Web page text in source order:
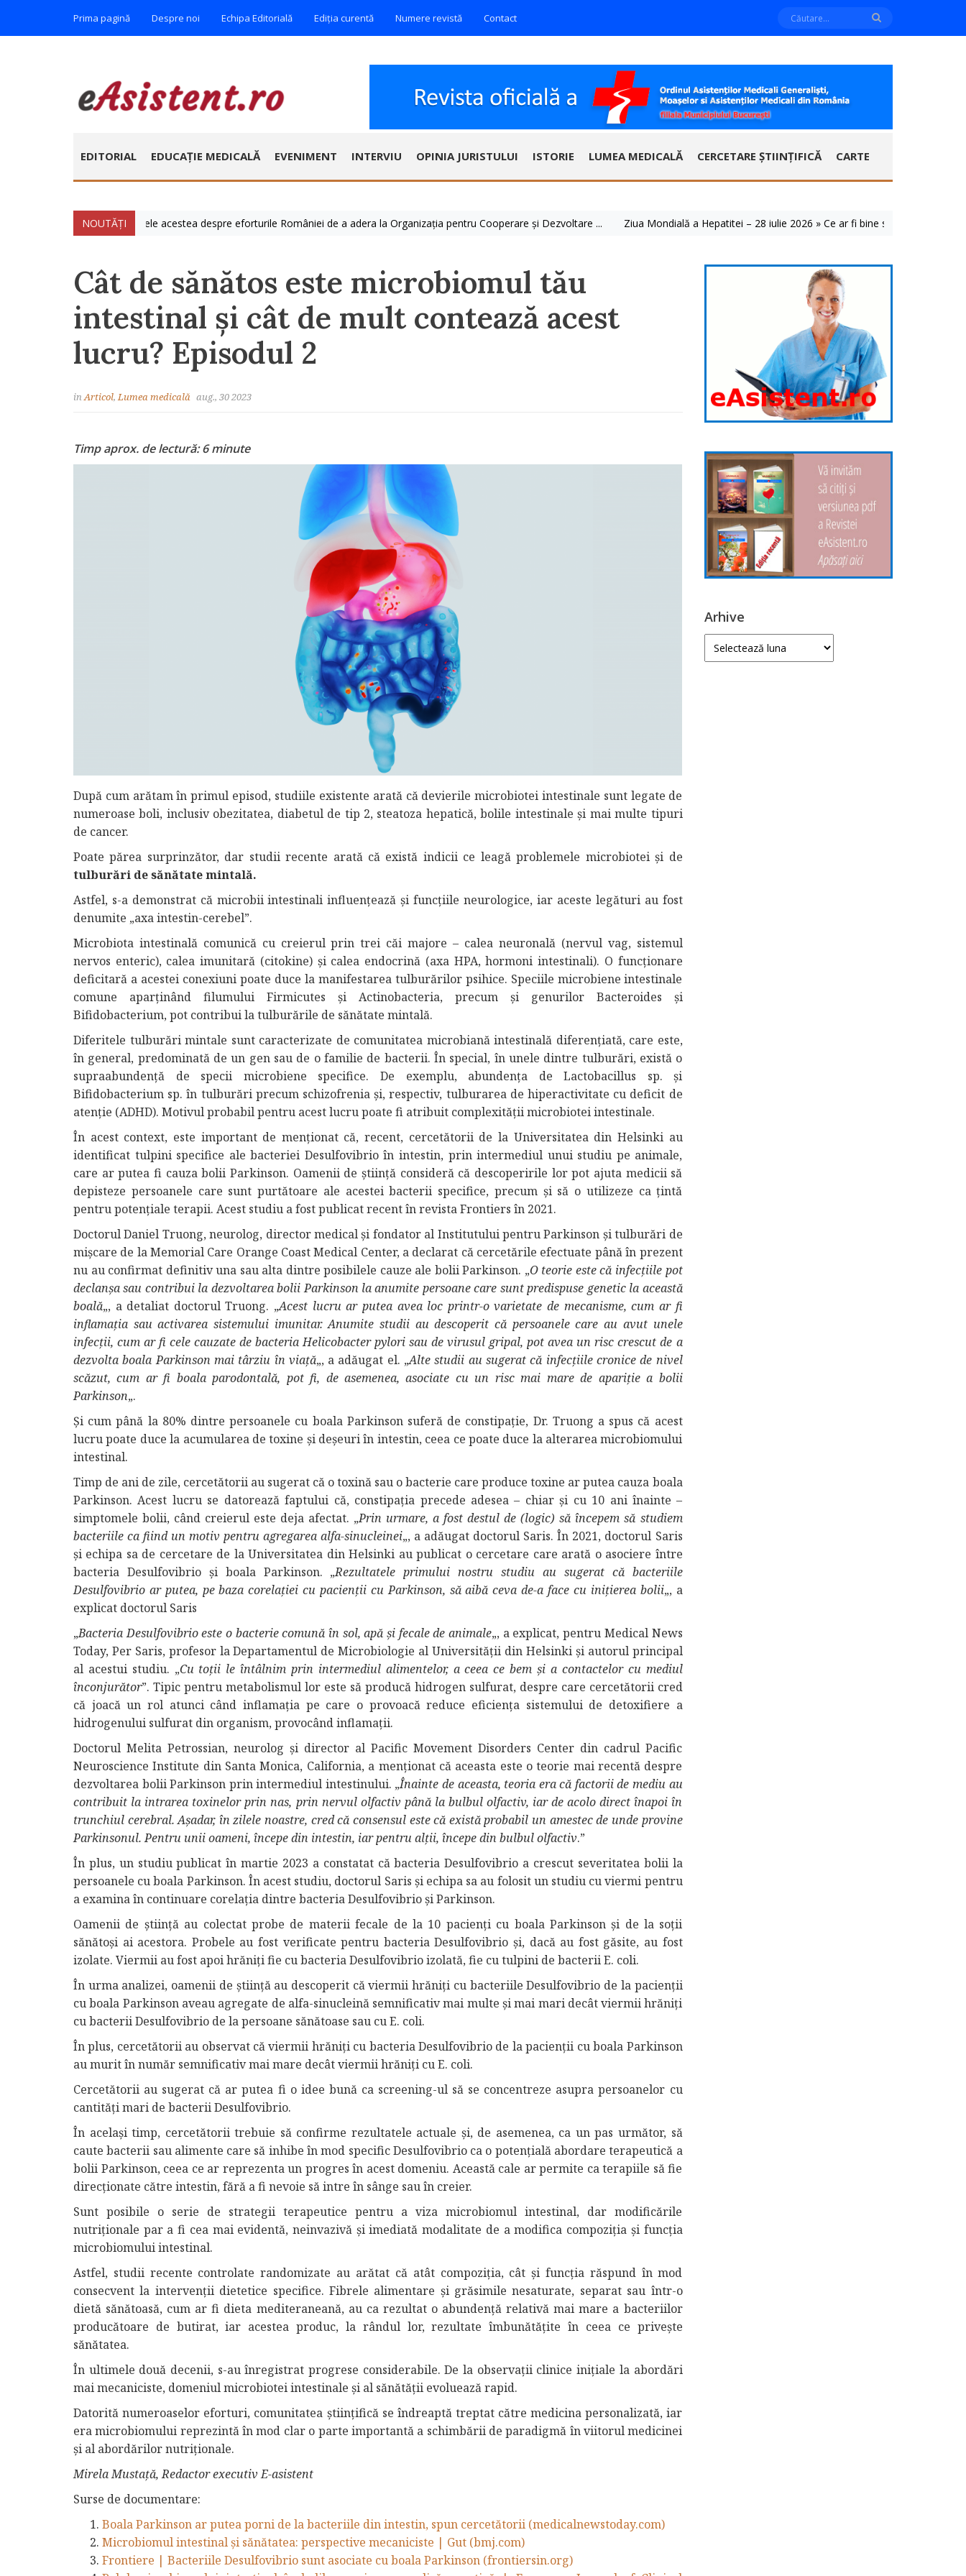
Prima pagină Despre noi Echipa Editorială Ediția curentă Numere revistă Contact
EDITORIAL EDUCAȚIE MEDICALĂ EVENIMENT INTERVIU OPINIA JURISTULUI ISTORIE LUMEA MEDICALĂ CERCETARE ȘTIINȚIFICĂ CARTE
NOUTĂȚI
Vorbim foarte mult zilele acestea despre eforturile României de a adera la Organizația pentru Cooperare și Dezvoltare ... Ziua Mondială a Hepatitei – 28 iulie 2026 » Ce ar fi bine să știm despre aceste
Cât de sănătos este microbiomul tău
intestinal și cât de mult contează acest
lucru? Episodul 2
inArticol,Lumea medicală aug., 30 2023
Timp aprox. de lectură: 6 minute
După cum arătam în primul episod, studiile existente arată că devierile microbiotei intestinale sunt legate de
numeroase boli, inclusiv obezitatea, diabetul de tip 2, steatoza hepatică, bolile intestinale și mai multe tipuri
de cancer.
Poate părea surprinzător, dar studii recente arată că există indicii ce leagă problemele microbiotei și de
tulburări de sănătate mintală.
Astfel, s-a demonstrat că microbii intestinali influențează și funcțiile neurologice, iar aceste legături au fost
denumite „axa intestin-cerebel”.
Microbiota intestinală comunică cu creierul prin trei căi majore – calea neuronală (nervul vag, sistemul
nervos enteric), calea imunitară (citokine) și calea endocrină (axa HPA, hormoni intestinali). O funcționare
deficitară a acestei conexiuni poate duce la manifestarea tulburărilor psihice. Speciile microbiene intestinale
comune aparținând filumului Firmicutes și Actinobacteria, precum și genurilor Bacteroides și
Bifidobacterium, pot contribui la tulburările de sănătate mintală.
Diferitele tulburări mintale sunt caracterizate de comunitatea microbiană intestinală diferențiată, care este,
în general, predominată de un gen sau de o familie de bacterii. În special, în unele dintre tulburări, există o
supraabundență de specii microbiene specifice. De exemplu, abundența de Lactobacillus sp. și
Bifidobacterium sp. în tulburări precum schizofrenia și, respectiv, tulburarea de hiperactivitate cu deficit de
atenție (ADHD). Motivul probabil pentru acest lucru poate fi atribuit complexității microbiotei intestinale.
În acest context, este important de menționat că, recent, cercetătorii de la Universitatea din Helsinki au
identificat tulpini specifice ale bacteriei Desulfovibrio în intestin, prin intermediul unui studiu pe animale,
care ar putea fi cauza bolii Parkinson. Oamenii de știință consideră că descoperirile lor pot ajuta medicii să
depisteze persoanele care sunt purtătoare ale acestei bacterii specifice, precum și să o utilizeze ca țintă
pentru potențiale terapii. Acest studiu a fost publicat recent în revista Frontiers în 2021.
Doctorul Daniel Truong, neurolog, director medical și fondator al Institutului pentru Parkinson și tulburări de
mișcare de la Memorial Care Orange Coast Medical Center, a declarat că cercetările efectuate până în prezent
nu au confirmat definitiv una sau alta dintre posibilele cauze ale bolii Parkinson. „O teorie este că infecțiile pot
declanșa sau contribui la dezvoltarea bolii Parkinson la anumite persoane care sunt predispuse genetic la această
boală„, a detaliat doctorul Truong. „Acest lucru ar putea avea loc printr-o varietate de mecanisme, cum ar fi
inflamația sau activarea sistemului imunitar. Anumite studii au descoperit că persoanele care au avut unele
infecții, cum ar fi cele cauzate de bacteria Helicobacter pylori sau de virusul gripal, pot avea un risc crescut de a
dezvolta boala Parkinson mai târziu în viață„, a adăugat el. „Alte studii au sugerat că infecțiile cronice de nivel
scăzut, cum ar fi boala parodontală, pot fi, de asemenea, asociate cu un risc mai mare de apariție a bolii
Parkinson„.
Și cum până la 80% dintre persoanele cu boala Parkinson suferă de constipație, Dr. Truong a spus că acest
lucru poate duce la acumularea de toxine și deșeuri în intestin, ceea ce poate duce la alterarea microbiomului
intestinal.
Timp de ani de zile, cercetătorii au sugerat că o toxină sau o bacterie care produce toxine ar putea cauza boala
Parkinson. Acest lucru se datorează faptului că, constipația precede adesea – chiar și cu 10 ani înainte –
simptomele bolii, când creierul este deja afectat. „Prin urmare, a fost destul de (logic) să începem să studiem
bacteriile ca fiind un motiv pentru agregarea alfa-sinucleinei„, a adăugat doctorul Saris. În 2021, doctorul Saris
și echipa sa de cercetare de la Universitatea din Helsinki au publicat o cercetare care arată o asociere între
bacteria Desulfovibrio și boala Parkinson. „Rezultatele primului nostru studiu au sugerat că bacteriile
Desulfovibrio ar putea, pe baza corelației cu pacienții cu Parkinson, să aibă ceva de-a face cu inițierea bolii„, a
explicat doctorul Saris
„Bacteria Desulfovibrio este o bacterie comună în sol, apă și fecale de animale„, a explicat, pentru Medical News
Today, Per Saris, profesor la Departamentul de Microbiologie al Universității din Helsinki și autorul principal
al acestui studiu. „Cu toții le întâlnim prin intermediul alimentelor, a ceea ce bem și a contactelor cu mediul
înconjurător”. Tipic pentru metabolismul lor este să producă hidrogen sulfurat, despre care cercetătorii cred
că joacă un rol atunci când inflamația pe care o provoacă reduce eficiența sistemului de detoxifiere a
hidrogenului sulfurat din organism, provocând inflamații.
Doctorul Melita Petrossian, neurolog și director al Pacific Movement Disorders Center din cadrul Pacific
Neuroscience Institute din Santa Monica, California, a menționat că aceasta este o teorie mai recentă despre
dezvoltarea bolii Parkinson prin intermediul intestinului. „Înainte de aceasta, teoria era că factorii de mediu au
contribuit la intrarea toxinelor prin nas, prin nervul olfactiv până la bulbul olfactiv, iar de acolo direct înapoi în
trunchiul cerebral. Așadar, în zilele noastre, cred că consensul este că există probabil un amestec de unde provine
Parkinsonul. Pentru unii oameni, începe din intestin, iar pentru alții, începe din bulbul olfactiv.”
În plus, un studiu publicat în martie 2023 a constatat că bacteria Desulfovibrio a crescut severitatea bolii la
persoanele cu boala Parkinson. În acest studiu, doctorul Saris și echipa sa au folosit un studiu cu viermi pentru
a examina în continuare corelația dintre bacteria Desulfovibrio și Parkinson.
Oamenii de știință au colectat probe de materii fecale de la 10 pacienți cu boala Parkinson și de la soții
sănătoși ai acestora. Probele au fost verificate pentru bacteria Desulfovibrio și, dacă au fost găsite, au fost
izolate. Viermii au fost apoi hrăniți fie cu bacteria Desulfovibrio izolată, fie cu tulpini de bacterii E. coli.
În urma analizei, oamenii de știință au descoperit că viermii hrăniți cu bacteriile Desulfovibrio de la pacienții
cu boala Parkinson aveau agregate de alfa-sinucleină semnificativ mai multe și mai mari decât viermii hrăniți
cu bacterii Desulfovibrio de la persoane sănătoase sau cu E. coli.
În plus, cercetătorii au observat că viermii hrăniți cu bacteria Desulfovibrio de la pacienții cu boala Parkinson
au murit în număr semnificativ mai mare decât viermii hrăniți cu E. coli.
Cercetătorii au sugerat că ar putea fi o idee bună ca screening-ul să se concentreze asupra persoanelor cu
cantități mari de bacterii Desulfovibrio.
În același timp, cercetătorii trebuie să confirme rezultatele actuale și, de asemenea, ca un pas următor, să
caute bacterii sau alimente care să inhibe în mod specific Desulfovibrio ca o potențială abordare terapeutică a
bolii Parkinson, ceea ce ar reprezenta un progres în acest domeniu. Această cale ar permite ca terapiile să fie
direcționate către intestin, fără a fi nevoie să intre în sânge sau în creier.
Sunt posibile o serie de strategii terapeutice pentru a viza microbiomul intestinal, dar modificările
nutriționale par a fi cea mai evidentă, neinvazivă și imediată modalitate de a modifica compoziția și funcția
microbiomului intestinal.
Astfel, studii recente controlate randomizate au arătat că atât compoziția, cât și funcția răspund în mod
consecvent la intervenții dietetice specifice. Fibrele alimentare și grăsimile nesaturate, separat sau într-o
dietă sănătoasă, cum ar fi dieta mediteraneană, au ca rezultat o abundență relativă mai mare a bacteriilor
producătoare de butirat, iar acestea produc, la rândul lor, rezultate îmbunătățite în ceea ce privește
sănătatea.
În ultimele două decenii, s-au înregistrat progrese considerabile. De la observații clinice inițiale la abordări
mai mecaniciste, domeniul microbiotei intestinale și al sănătății evoluează rapid.
Datorită numeroaselor eforturi, comunitatea științifică se îndreaptă treptat către medicina personalizată, iar
era microbiomului reprezintă în mod clar o parte importantă a schimbării de paradigmă în viitorul medicinei
și al abordărilor nutriționale.
Mirela Mustață, Redactor executiv E-asistent
Surse de documentare:
Boala Parkinson ar putea porni de la bacteriile din intestin, spun cercetătorii (medicalnewstoday.com)
Microbiomul intestinal și sănătatea: perspective mecaniciste | Gut (bmj.com)
Frontiere | Bacteriile Desulfovibrio sunt asociate cu boala Parkinson (frontiersin.org)
Arhive
Arhive